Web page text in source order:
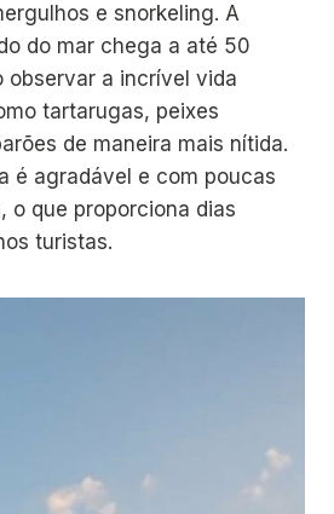
e snorkeling. A
do mar chega a até 50
observar a incrível vida
tartarugas, peixes
de maneira mais nítida.
é agradável e com poucas
o que proporciona dias
turistas.